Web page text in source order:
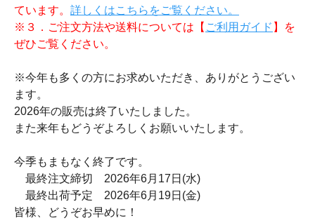
ています。 詳しくはこちらをご覧ください。
※３．ご注文方法や送料については【 ご利用ガイド 】を
ぜひご覧ください。
※今年も多くの方にお求めいただき、ありがとうござい
ます。
2026年の販売は終了いたしました。
また来年もどうぞよろしくお願いいたします。
今季もまもなく終了です。
最終注文締切 2026年6月17日(水)
最終出荷予定 2026年6月19日(金)
皆様、どうぞお早めに！